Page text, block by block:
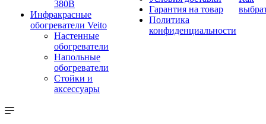
380В
Инфракрасные
обогреватели Veito
Настенные
обогреватели
Напольные
обогреватели
Стойки и
аксессуары
Гарантия на товар
Политика
конфиденциальности